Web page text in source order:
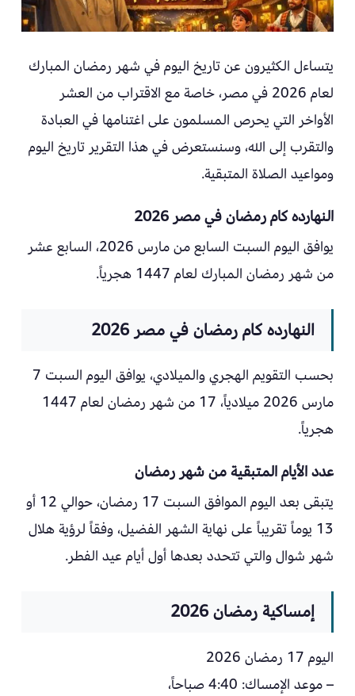
يتساءل الكثيرون عن تاريخ اليوم في شهر رمضان المبارك
لعام 2026 في مصر، خاصة مع الاقتراب من العشر
الأواخر التي يحرص المسلمون على اغتنامها في العبادة
والتقرب إلى الله، وسنستعرض في هذا التقرير تاريخ اليوم
ومواعيد الصلاة المتبقية.
النهارده كام رمضان في مصر 2026
يوافق اليوم السبت السابع من مارس 2026، السابع عشر
من شهر رمضان المبارك لعام 1447 هجرياً.
النهارده كام رمضان في مصر 2026
بحسب التقويم الهجري والميلادي، يوافق اليوم السبت 7
مارس 2026 ميلادياً، 17 من شهر رمضان لعام 1447
هجرياً.
عدد الأيام المتبقية من شهر رمضان
يتبقى بعد اليوم الموافق السبت 17 رمضان، حوالي 12 أو
13 يوماً تقريباً على نهاية الشهر الفضيل، وفقاً لرؤية هلال
شهر شوال والتي تتحدد بعدها أول أيام عيد الفطر.
إمساكية رمضان 2026
اليوم 17 رمضان 2026
– موعد الإمساك: 4:40 صباحاً،